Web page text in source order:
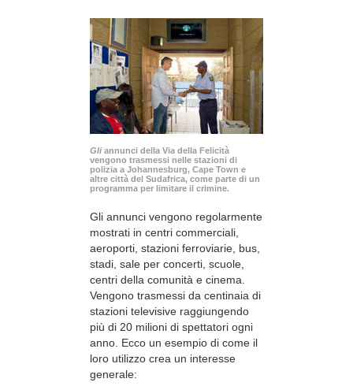
Gli annunci della Via della Felicità
vengono trasmessi nelle stazioni di
polizia a Johannesburg, Cape Town e
altre città del Sudafrica, come parte di un
programma per limitare il crimine.
Gli annunci vengono regolarmente
mostrati in centri commerciali,
aeroporti, stazioni ferroviarie, bus,
stadi, sale per concerti, scuole,
centri della comunità e cinema.
Vengono trasmessi da centinaia di
stazioni televisive raggiungendo
più di 20 milioni di spettatori ogni
anno. Ecco un esempio di come il
loro utilizzo crea un interesse
generale: